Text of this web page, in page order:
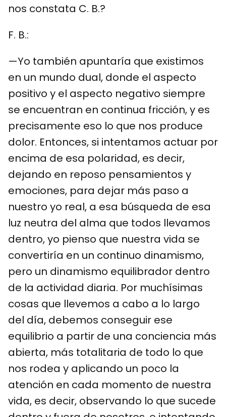
nos constata C. B.?
F. B.:
—Yo también apuntaría que existimos
en un mundo dual, donde el aspecto
positivo y el aspecto negativo siempre
se encuentran en continua fricción, y es
precisamente eso lo que nos produce
dolor. Entonces, si intentamos actuar por
encima de esa polaridad, es decir,
dejando en reposo pensamientos y
emociones, para dejar más paso a
nuestro yo real, a esa búsqueda de esa
luz neutra del alma que todos llevamos
dentro, yo pienso que nuestra vida se
convertiría en un continuo dinamismo,
pero un dinamismo equilibrador dentro
de la actividad diaria. Por muchísimas
cosas que llevemos a cabo a lo largo
del día, debemos conseguir ese
equilibrio a partir de una conciencia más
abierta, más totalitaria de todo lo que
nos rodea y aplicando un poco la
atención en cada momento de nuestra
vida, es decir, observando lo que sucede